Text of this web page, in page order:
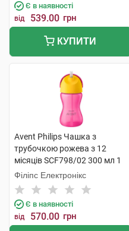
Є в наявності
від 539.00 грн
КУПИТИ
Avent Philips Чашка з
трубочкою рожева з 12
місяців SCF798/02 300 мл 1
шт
Філіпс Електронікс
Є в наявності
від 570.00 грн